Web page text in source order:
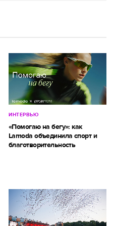
ИНТЕРВЬЮ
«Помогаю на бегу»: как
Lamoda объединила спорт и
благотворительность